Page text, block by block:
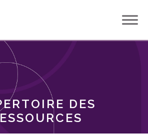
DES